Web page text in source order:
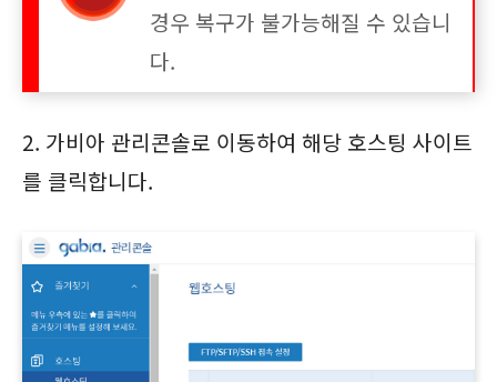
경우 복구가 불가능해질 수 있습니
다.
2. 가비아 관리콘솔로 이동하여 해당 호스팅 사이트
를 클릭합니다.